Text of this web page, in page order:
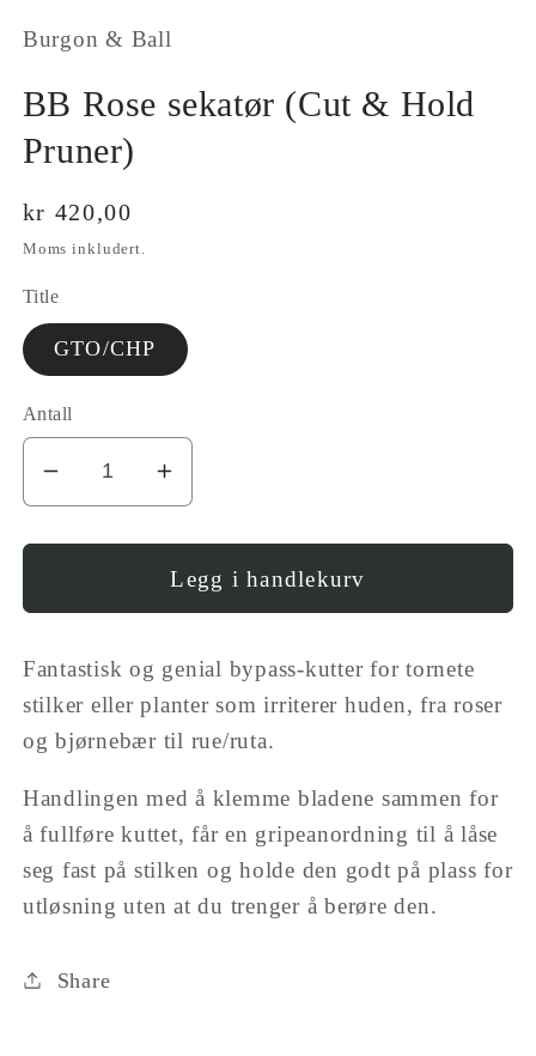
Burgon & Ball
BB Rose sekatør (Cut & Hold
Pruner)
Vanlig
pris
kr 420,00
Moms inkludert.
Title
GTO/CHP
Antall
Error:
Missing
interpolation
value
for
&quot;Reduser
antall
{{
produkt
}}&quot;
Øk
antallet
for
BB
Rose
(Cut
&amp;
Hold
Legg i handlekurv
Fantastisk og genial bypass-kutter for tornete
stilker eller planter som irriterer huden, fra roser
og bjørnebær til rue/ruta.
Handlingen med å klemme bladene sammen for
å fullføre kuttet, får en gripeanordning til å låse
seg fast på stilken og holde den godt på plass for
utløsning uten at du trenger å berøre den.
Share